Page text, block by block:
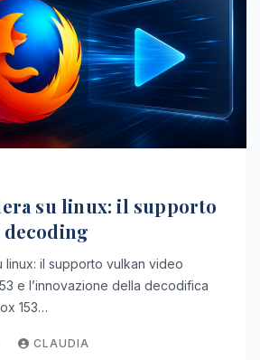
su linux: il supporto
linux: il supporto vulkan video
e l’innovazione della decodifica
153…
CLAUDIA